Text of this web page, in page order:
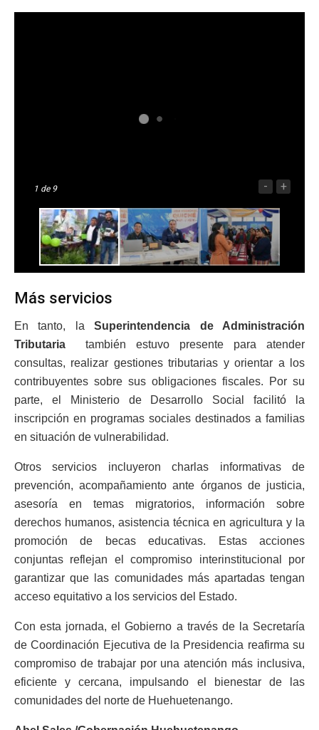
1 de 9 - +
Más servicios
En tanto, laSuperintendencia de Administración
Tributaria también estuvo presente para atender
consultas, realizar gestiones tributarias y orientar a los
contribuyentes sobre sus obligaciones fiscales. Por su
parte, el Ministerio de Desarrollo Social facilitó la
inscripción en programas sociales destinados a familias
en situación de vulnerabilidad.
Otros servicios incluyeron charlas informativas de
prevención, acompañamiento ante órganos de justicia,
asesoría en temas migratorios, información sobre
derechos humanos, asistencia técnica en agricultura y la
promoción de becas educativas. Estas acciones
conjuntas reflejan el compromiso interinstitucional por
garantizar que las comunidades más apartadas tengan
acceso equitativo a los servicios del Estado.
Con esta jornada, el Gobierno a través de la Secretaría
de Coordinación Ejecutiva de la Presidencia reafirma su
compromiso de trabajar por una atención más inclusiva,
eficiente y cercana, impulsando el bienestar de las
comunidades del norte de Huehuetenango.